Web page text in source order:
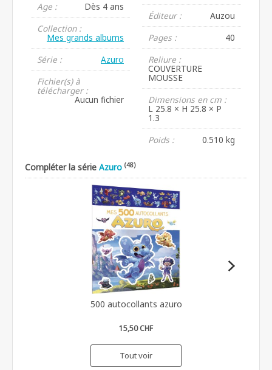
Age :
Dès 4 ans
Collection :
Mes grands albums
Série :
Azuro
Fichier(s) à
télécharger :
Aucun fichier
Éditeur :
Auzou
Pages :
40
Reliure :
COUVERTURE
MOUSSE
Dimensions en cm :
L 25.8 × H 25.8 × P
1.3
Poids :
0.510 kg
Compléter la série Azuro (48)
500 autocollants azuro
15,50 CHF
Tout voir